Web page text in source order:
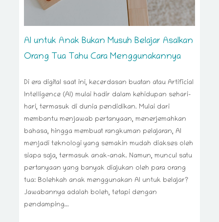
AI untuk Anak Bukan Musuh Belajar Asalkan
Orang Tua Tahu Cara Menggunakannya
Di era digital saat ini, kecerdasan buatan atau Artificial
Intelligence (AI) mulai hadir dalam kehidupan sehari-
hari, termasuk di dunia pendidikan. Mulai dari
membantu menjawab pertanyaan, menerjemahkan
bahasa, hingga membuat rangkuman pelajaran, AI
menjadi teknologi yang semakin mudah diakses oleh
siapa saja, termasuk anak-anak. Namun, muncul satu
pertanyaan yang banyak diajukan oleh para orang
tua: Bolehkah anak menggunakan AI untuk belajar?
Jawabannya adalah boleh, tetapi dengan
pendamping...